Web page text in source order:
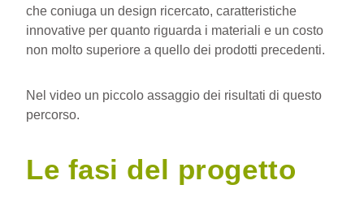
che coniuga un design ricercato, caratteristiche
innovative per quanto riguarda i materiali e un costo
non molto superiore a quello dei prodotti precedenti.
Nel video un piccolo assaggio dei risultati di questo
percorso.
Le fasi del progetto